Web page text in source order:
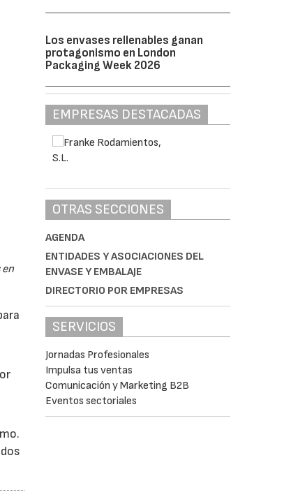
Los envases rellenables ganan
protagonismo en London
Packaging Week 2026
EMPRESAS DESTACADAS
OTRAS SECCIONES
AGENDA
ENTIDADES Y ASOCIACIONES DEL
ENVASE Y EMBALAJE
DIRECTORIO POR EMPRESAS
SERVICIOS
Jornadas Profesionales
Impulsa tus ventas
Comunicación y Marketing B2B
Eventos sectoriales